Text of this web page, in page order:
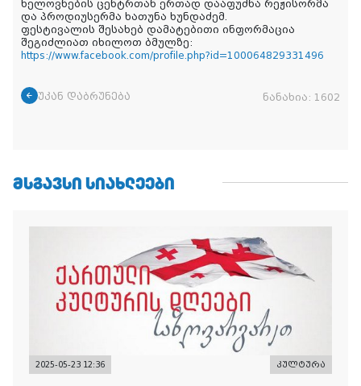
ხელოვნების ცენტრთან ერთად დააფუძნა რეჟისორმა
და პროდიუსერმა ხათუნა ხუნდაძემ.
ფესტივალის შესახებ დამატებითი ინფორმაცია
შეგიძლიათ იხილოთ ბმულზე:
https://www.facebook.com/profile.php?id=100064829331496
უკან დაბრუნება ნანახია: 1602
ᲛᲡᲒᲐᲕᲡᲘ ᲡᲘᲐᲮᲚᲔᲔᲑᲘ
2025-05-23 12:36 კულტურა